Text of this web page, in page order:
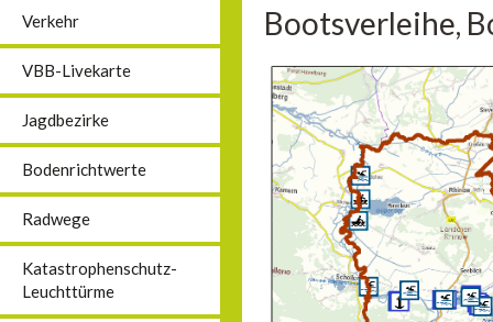
Verkehr
VBB-Livekarte
Jagdbezirke
Bodenrichtwerte
Radwege
Katastrophenschutz-
Leuchttürme
Bootsverleihe,